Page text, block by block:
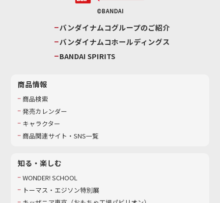
©BANDAI
バンダイナムコグループのご紹介
バンダイナムコホールディングス
BANDAI SPIRITS
商品情報
商品検索
発売カレンダー
キャラクター
商品関連サイト・SNS一覧
知る・楽しむ
WONDER! SCHOOL
トーマス・エジソン特別展